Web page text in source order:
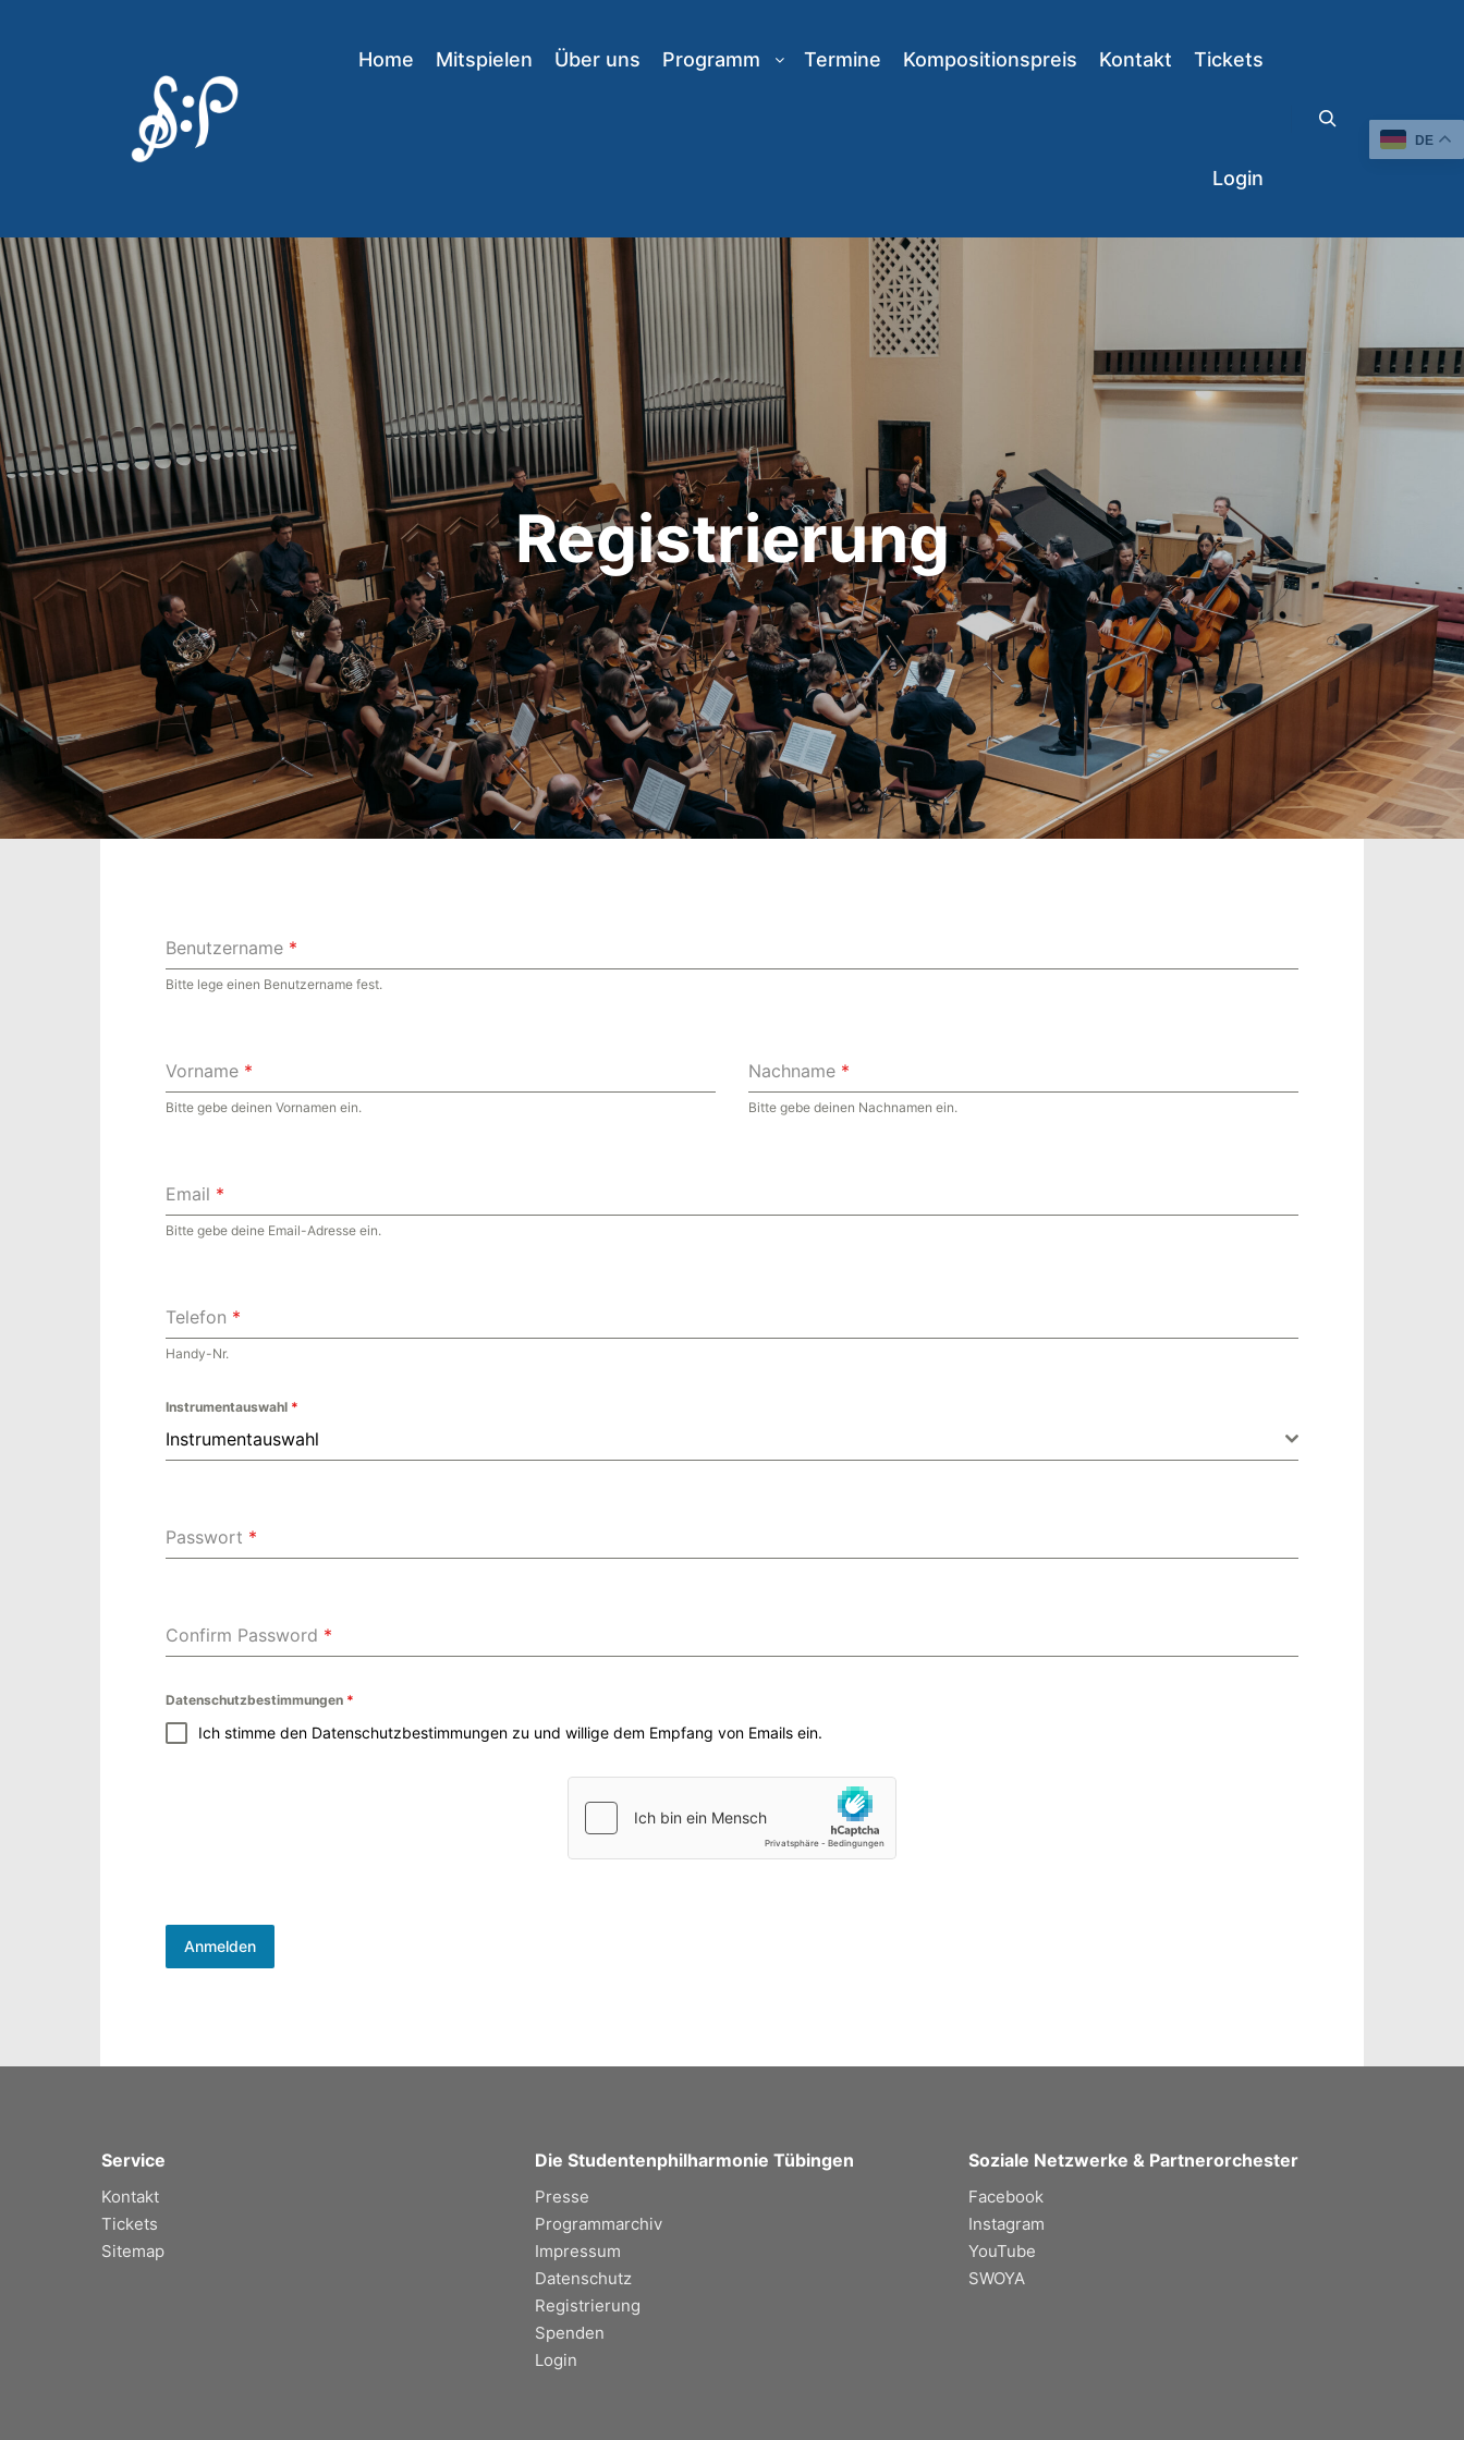
Home Mitspielen Über uns Programm Termine Kompositionspreis Kontakt Tickets
Login
Registrierung
Benutzername *
Bitte lege einen Benutzername fest.
Vorname *
Bitte gebe deinen Vornamen ein.
Nachname *
Bitte gebe deinen Nachnamen ein.
Email *
Bitte gebe deine Email-Adresse ein.
Telefon *
Handy-Nr.
Instrumentauswahl *
Instrumentauswahl
Passwort *
Confirm Password *
Datenschutzbestimmungen *
Ich stimme den Datenschutzbestimmungen zu und willige dem Empfang von Emails ein.
Anmelden
Service
Kontakt
Tickets
Sitemap
Die Studentenphilharmonie Tübingen
Presse
Programmarchiv
Impressum
Datenschutz
Registrierung
Spenden
Login
Soziale Netzwerke & Partnerorchester
Facebook
Instagram
YouTube
SWOYA
DE